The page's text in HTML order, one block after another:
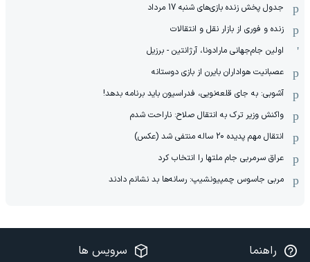
جدول پخش زنده بازی‌های شنبه 17 مرداد
زنده و فوری از بازار نقل و انتقالات
اولین جام‌جهانی مارادونا، آرژانتین - برزیل
عصبانیت هواداران بایرن از بازی دوستانه
آشوبی: به جای قلعه‌نویی، فدراسیون باید برنامه بدهد!
واکنش وزیر ترک به انتقال صلاح: ناراحت شدم
انتقال مهم پدیده 20 ساله منتفی شد (عکس)
عراق سرمربی جام ملتها را انتخاب کرد
مربی جاسوس چمپیونشیپ: رسانه‌ها بد نشانم دادند
راهنما سرویس ها